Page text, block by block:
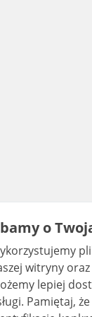
o
witryny oraz
lepiej
w plikach cookie mogą pozwalać na